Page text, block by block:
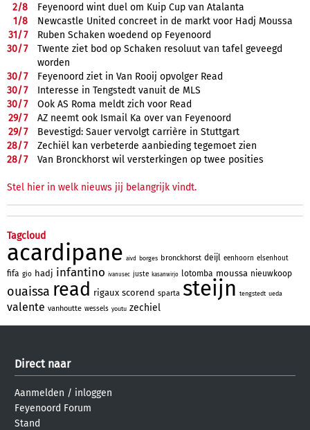
2/8
Feyenoord wint duel om Kuip Cup van Atalanta
1/8
Newcastle United concreet in de markt voor Hadj Moussa
31/7
Ruben Schaken woedend op Feyenoord
30/7
Twente ziet bod op Schaken resoluut van tafel geveegd
worden
30/7
Feyenoord ziet in Van Rooij opvolger Read
30/7
Interesse in Tengstedt vanuit de MLS
30/7
Ook AS Roma meldt zich voor Read
29/7
AZ neemt ook Ismail Ka over van Feyenoord
29/7
Bevestigd: Sauer vervolgt carrière in Stuttgart
28/7
Zechiël kan verbeterde aanbieding tegemoet zien
28/7 Van Bronckhorst wil versterkingen op twee posities
Stel hier in welk nieuws jij belangrijk vindt.
Tagcloud
acardipane aivd borges bronckhorst deijl eenhoorn elsenhout
fifa gio hadj infantino ivanusec juste kasanwirjo lotomba moussa nieuwkoop
ouaissa read rigaux scorend sparta steijn tengstedt ueda
valente vanhoutte wessels youtu zechiel
Direct naar
Aanmelden / inloggen
Feyenoord Forum
Stand